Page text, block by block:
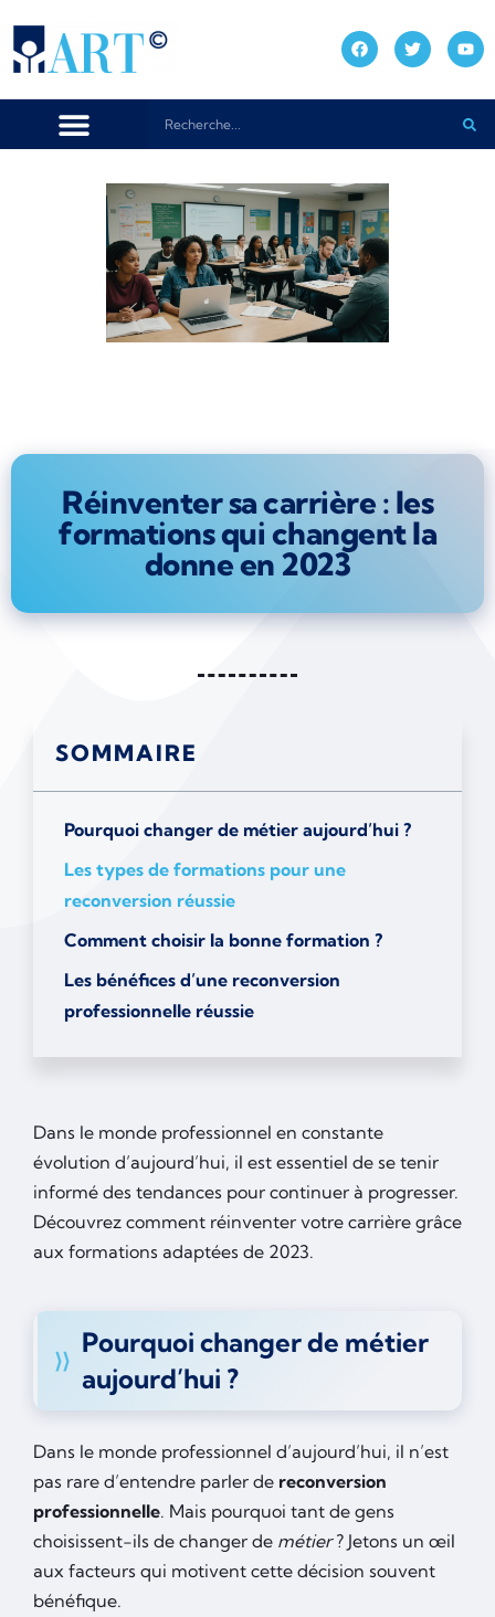
Réinventer sa carrière : les
formations qui changent la
donne en 2023
SOMMAIRE
Pourquoi changer de métier aujourd’hui ?
Les types de formations pour une
reconversion réussie
Comment choisir la bonne formation ?
Les bénéfices d’une reconversion
professionnelle réussie
Dans le monde professionnel en constante
évolution d’aujourd’hui, il est essentiel de se tenir
informé des tendances pour continuer à progresser.
Découvrez comment réinventer votre carrière grâce
aux formations adaptées de 2023.
Pourquoi changer de métier
aujourd’hui ?
Dans le monde professionnel d’aujourd’hui, il n’est
pas rare d’entendre parler de reconversion
professionnelle. Mais pourquoi tant de gens
choisissent-ils de changer de métier? Jetons un œil
aux facteurs qui motivent cette décision souvent
bénéfique.